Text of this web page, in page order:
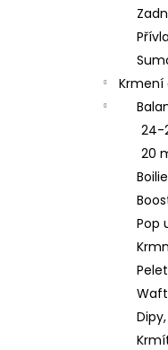
Krmení
24-
20
Pop
1 189 Kč
Původně: